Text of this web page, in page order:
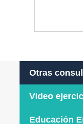
Otras
Video
Educación